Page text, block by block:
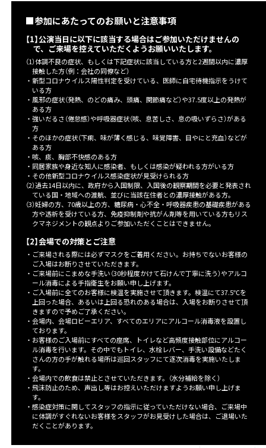
■参加にあたってのお願いと注意事項
【1】公演当日に以下に該当する場合はご参加いただけませんの
で、ご来場を控えていただくようお願いいたします。
（1）体調不良の症状、もしくは下記症状に該当している方と2週間以内に濃厚
接触した方（例：会社の同僚など）
・新型コロナウイルス陽性判定を受けている、医師に自宅待機指示をうけて
いる方
・風邪の症状（発熱、のどの痛み、頭痛、関節痛など）や37.5度以上の発熱が
ある方
・強いだるさ（倦怠感）や呼吸器症状（咳、息苦しさ、息の吸いずらさ）がある
方
・そのほかの症状（下痢、味が薄く感じる、味覚障害、目やにと充血）などが
ある方
・咳、痰、胸部不快感のある方
・同居家族や身近な知人に感染者、もしくは感染が疑われる方がいる方
・その他新型コロナウイルス感染症状が見受けられる方
（2）過去14日以内に、政府から入国制限、入国後の観察期間を必要と発表され
ている国・地域への渡航、並びに当該在住者との濃厚接触がある方。
（3）妊婦の方、70歳以上の方、糖尿病・心不全・呼吸器疾患の基礎疾患がある
方や透析を受けている方、免疫抑制剤や抗がん剤等を用いている方もリス
クマネジメントの観点よりご参加いただくことはできません。
【2】会場での対策とご注意
・ご来場される際には必ずマスクをご着用ください。お持ちでないお客様の
ご入場はお断りさせていただきます。
・ご来場前にこまめな手洗い（30秒程度かけて石けんで丁寧に洗う）やアルコ
ール消毒による手指衛生をお願い申し上げます。
・ご入場前に全てのお客様に検温を実施させて頂きます。検温にて37.5℃を
上回った場合、あるいは上回る恐れのある場合は、入場をお断りさせて頂
きますので予めご了承ください。
・会場内、会場ロビーエリア、すべてのエリアにアルコール消毒液を設置し
ております。
・お客様のご入場前にすべての座席、トイレなど高頻度接触部位にアルコー
ル消毒を行います。その中でもトイレ、水栓レバー、手洗い設備などたく
さんの方の手が触れる場所は巡回スタッフにて逐次消毒を実施いたしま
す。
・会場内での飲食は禁止とさせていただきます。（水分補給を除く）
・飛沫防止のため、声出し等はお控えいただけますようお願い申し上げま
す。
・感染症対策に関してスタッフの指示に従っていただけない場合、ご来場中
に体調がすぐれないお客様をスタッフがお見受けした場合は、ご退場いた
だくことがあります。